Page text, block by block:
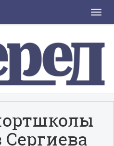
Toggle
Сергиева